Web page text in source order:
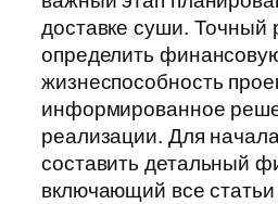
доставке суши. Точный
определить
жизнеспособность
информированное
реализации. Для
составить детальный
включающий все